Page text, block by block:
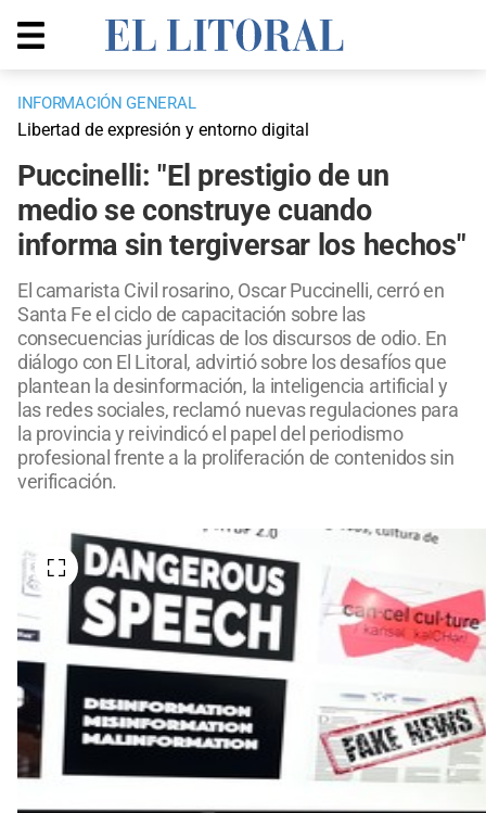
INFORMACIÓN GENERAL
Libertad de expresión y entorno digital
Puccinelli: "El prestigio de un
medio se construye cuando
informa sin tergiversar los hechos"
El camarista Civil rosarino, Oscar Puccinelli, cerró en
Santa Fe el ciclo de capacitación sobre las
consecuencias jurídicas de los discursos de odio. En
diálogo con El Litoral, advirtió sobre los desafíos que
plantean la desinformación, la inteligencia artificial y
las redes sociales, reclamó nuevas regulaciones para
la provincia y reivindicó el papel del periodismo
profesional frente a la proliferación de contenidos sin
verificación.